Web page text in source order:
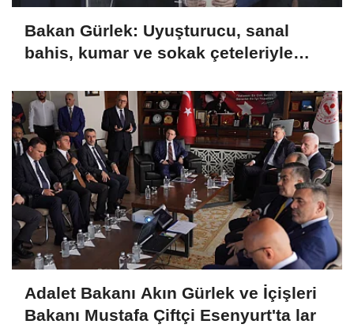
Bakan Gürlek: Uyuşturucu, sanal
bahis, kumar ve sokak çeteleriyle
geçeceğiz
Adalet Bakanı Akın Gürlek ve İçişleri
Bakanı Mustafa Çiftçi Esenyurt'ta lar